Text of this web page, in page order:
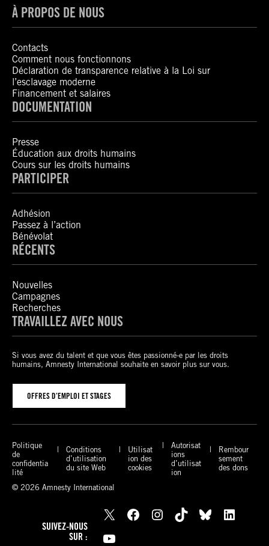
À PROPOS DE NOUS
Contacts
Comment nous fonctionnons
Déclaration de transparence relative à la Loi sur
l’esclavage moderne
Financement et salaires
DOCUMENTATION
Presse
Éducation aux droits humains
Cours sur les droits humains
PARTICIPER
Adhésion
Passez à l’action
Bénévolat
RÉCENTS
Nouvelles
Campagnes
Recherches
TRAVAILLEZ AVEC NOUS
Si vous avez du talent et que vous êtes passionné-e par les droits
humains, Amnesty International souhaite en savoir plus sur vous.
OFFRES D’EMPLOI ET STAGES
Politique
de
confidentia
lité
Conditions
d’utilisation
du site Web
Utilisat
ion des
cookies
Autorisat
ions
d’utilisat
ion
Rembour
sement
des dons
© 2026 Amnesty International
SUIVEZ-NOUS
SUR :
X Facebook Instagram TikTok Bluesky
LinkedIn
YouTube